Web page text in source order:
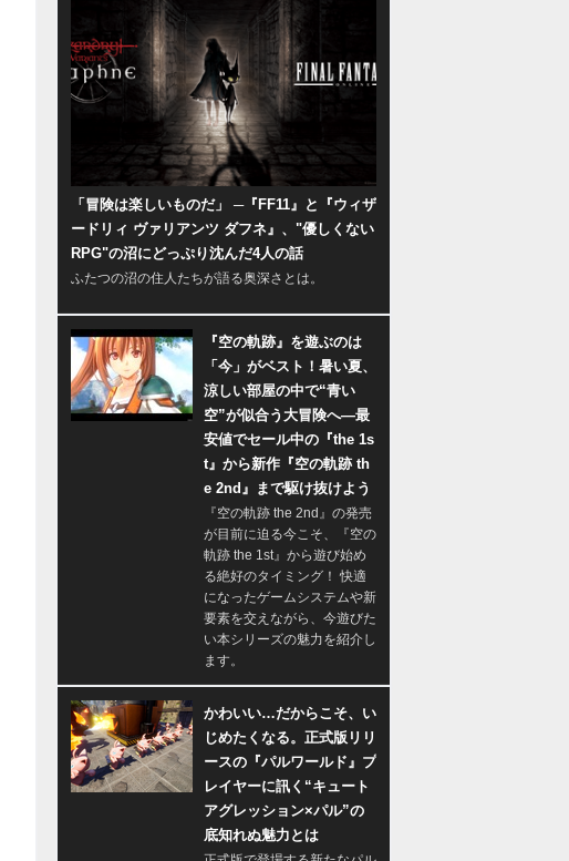
「冒険は楽しいものだ」 ─『FF11』と『ウィザ
ードリィ ヴァリアンツ ダフネ』、"優しくない
RPG"の沼にどっぷり沈んだ4人の話
ふたつの沼の住人たちが語る奥深さとは。
『空の軌跡』を遊ぶのは
「今」がベスト！暑い夏、
涼しい部屋の中で“青い
空”が似合う大冒険へ―最
安値でセール中の『the 1s
t』から新作『空の軌跡 th
e 2nd』まで駆け抜けよう
『空の軌跡 the 2nd』の発売
が目前に迫る今こそ、『空の
軌跡 the 1st』から遊び始め
る絶好のタイミング！ 快適
になったゲームシステムや新
要素を交えながら、今遊びた
い本シリーズの魅力を紹介し
ます。
かわいい…だからこそ、い
じめたくなる。正式版リリ
ースの『パルワールド』プ
レイヤーに訊く“キュート
アグレッション×パル”の
底知れぬ魅力とは